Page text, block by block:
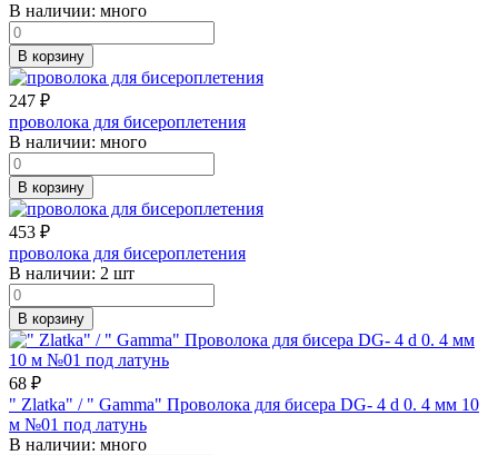
В наличии: много
В корзину
247 ₽
проволока для бисероплетения
В наличии: много
В корзину
453 ₽
проволока для бисероплетения
В наличии: 2 шт
В корзину
68 ₽
" Zlatka" / " Gamma" Проволока для бисера DG- 4 d 0. 4 мм 10
м №01 под латунь
В наличии: много